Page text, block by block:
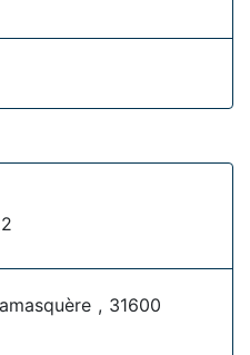
, 31600